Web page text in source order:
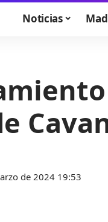
Noticias
de 2024 19:53